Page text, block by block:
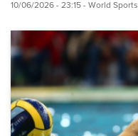
10/06/2026 - 23:15 - World Sports